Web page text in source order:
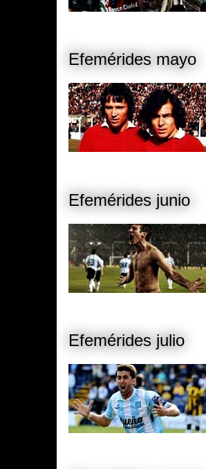
Efemérides mayo
Efemérides junio
Efemérides julio